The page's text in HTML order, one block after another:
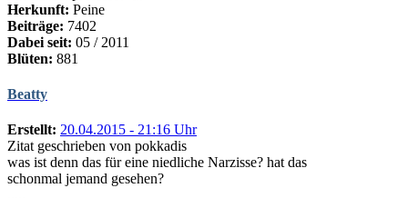
Herkunft: Peine
Beiträge: 7402
Dabei seit: 05 / 2011
Blüten: 881
Beatty
Erstellt: 20.04.2015 - 21:16 Uhr
Zitat geschrieben von pokkadis
was ist denn das für eine niedliche Narzisse? hat das
schonmal jemand gesehen?